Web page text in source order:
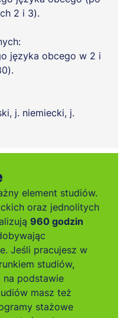
2 i 3).
języka obcego w 2 i
j. niemiecki, j.
element studiów.
oraz jednolitych
960 godzin
Jeśli pracujesz w
studiów,
podstawie
masz też
stażowe